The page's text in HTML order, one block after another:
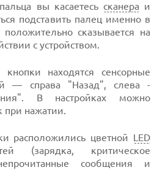
вы касаетесь сканераи
подставить палец именно в
сказывается на
с устройством.
находятся сенсорные
— справа "Назад", слева -
В настройках можно
при нажатии.
расположились цветной LED
(зарядка, критическое
сообщения и